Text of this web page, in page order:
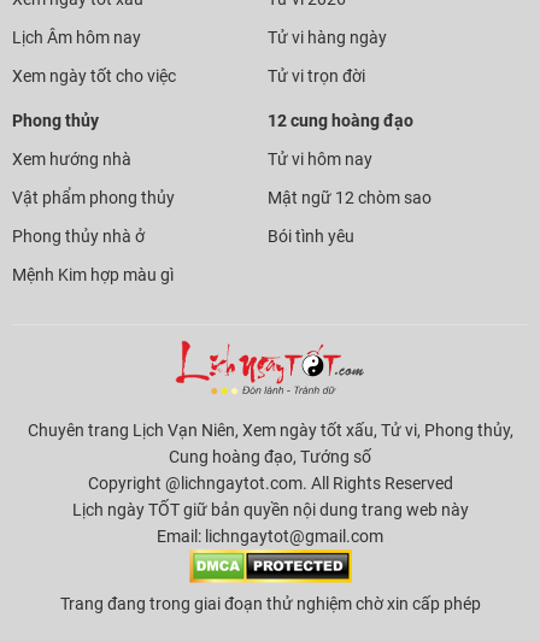
Lịch Âm hôm nay
Xem ngày tốt cho việc
Tử vi hàng ngày
Tử vi trọn đời
Phong thủy
Xem hướng nhà
Vật phẩm phong thủy
Phong thủy nhà ở
Mệnh Kim hợp màu gì
12 cung hoàng đạo
Tử vi hôm nay
Mật ngữ 12 chòm sao
Bói tình yêu
Chuyên trang Lịch Vạn Niên, Xem ngày tốt xấu, Tử vi, Phong thủy,
Cung hoàng đạo, Tướng số
Copyright @lichngaytot.com. All Rights Reserved
Lịch ngày TỐT giữ bản quyền nội dung trang web này
Email: lichngaytot@gmail.com
Trang đang trong giai đoạn thử nghiệm chờ xin cấp phép